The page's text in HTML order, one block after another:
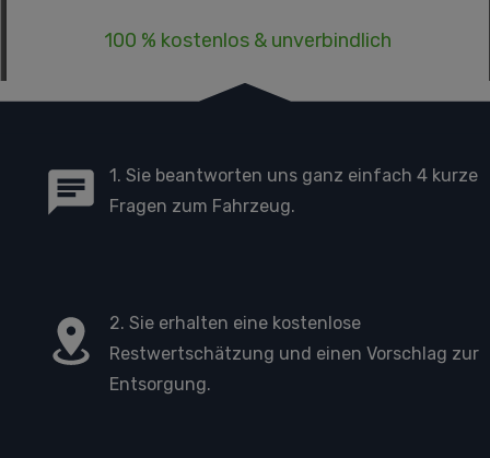
100 % kostenlos & unverbindlich
1. Sie beantworten uns ganz einfach 4 kurze
Fragen zum Fahrzeug.
2. Sie erhalten eine kostenlose
Restwertschätzung und einen Vorschlag zur
Entsorgung.